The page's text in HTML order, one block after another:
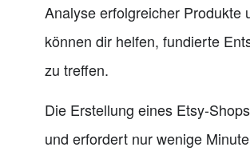
Analyse erfolgreicher Produkte
können dir helfen, fundierte
zu treffen.
Die Erstellung eines Etsy-
und erfordert nur wenige